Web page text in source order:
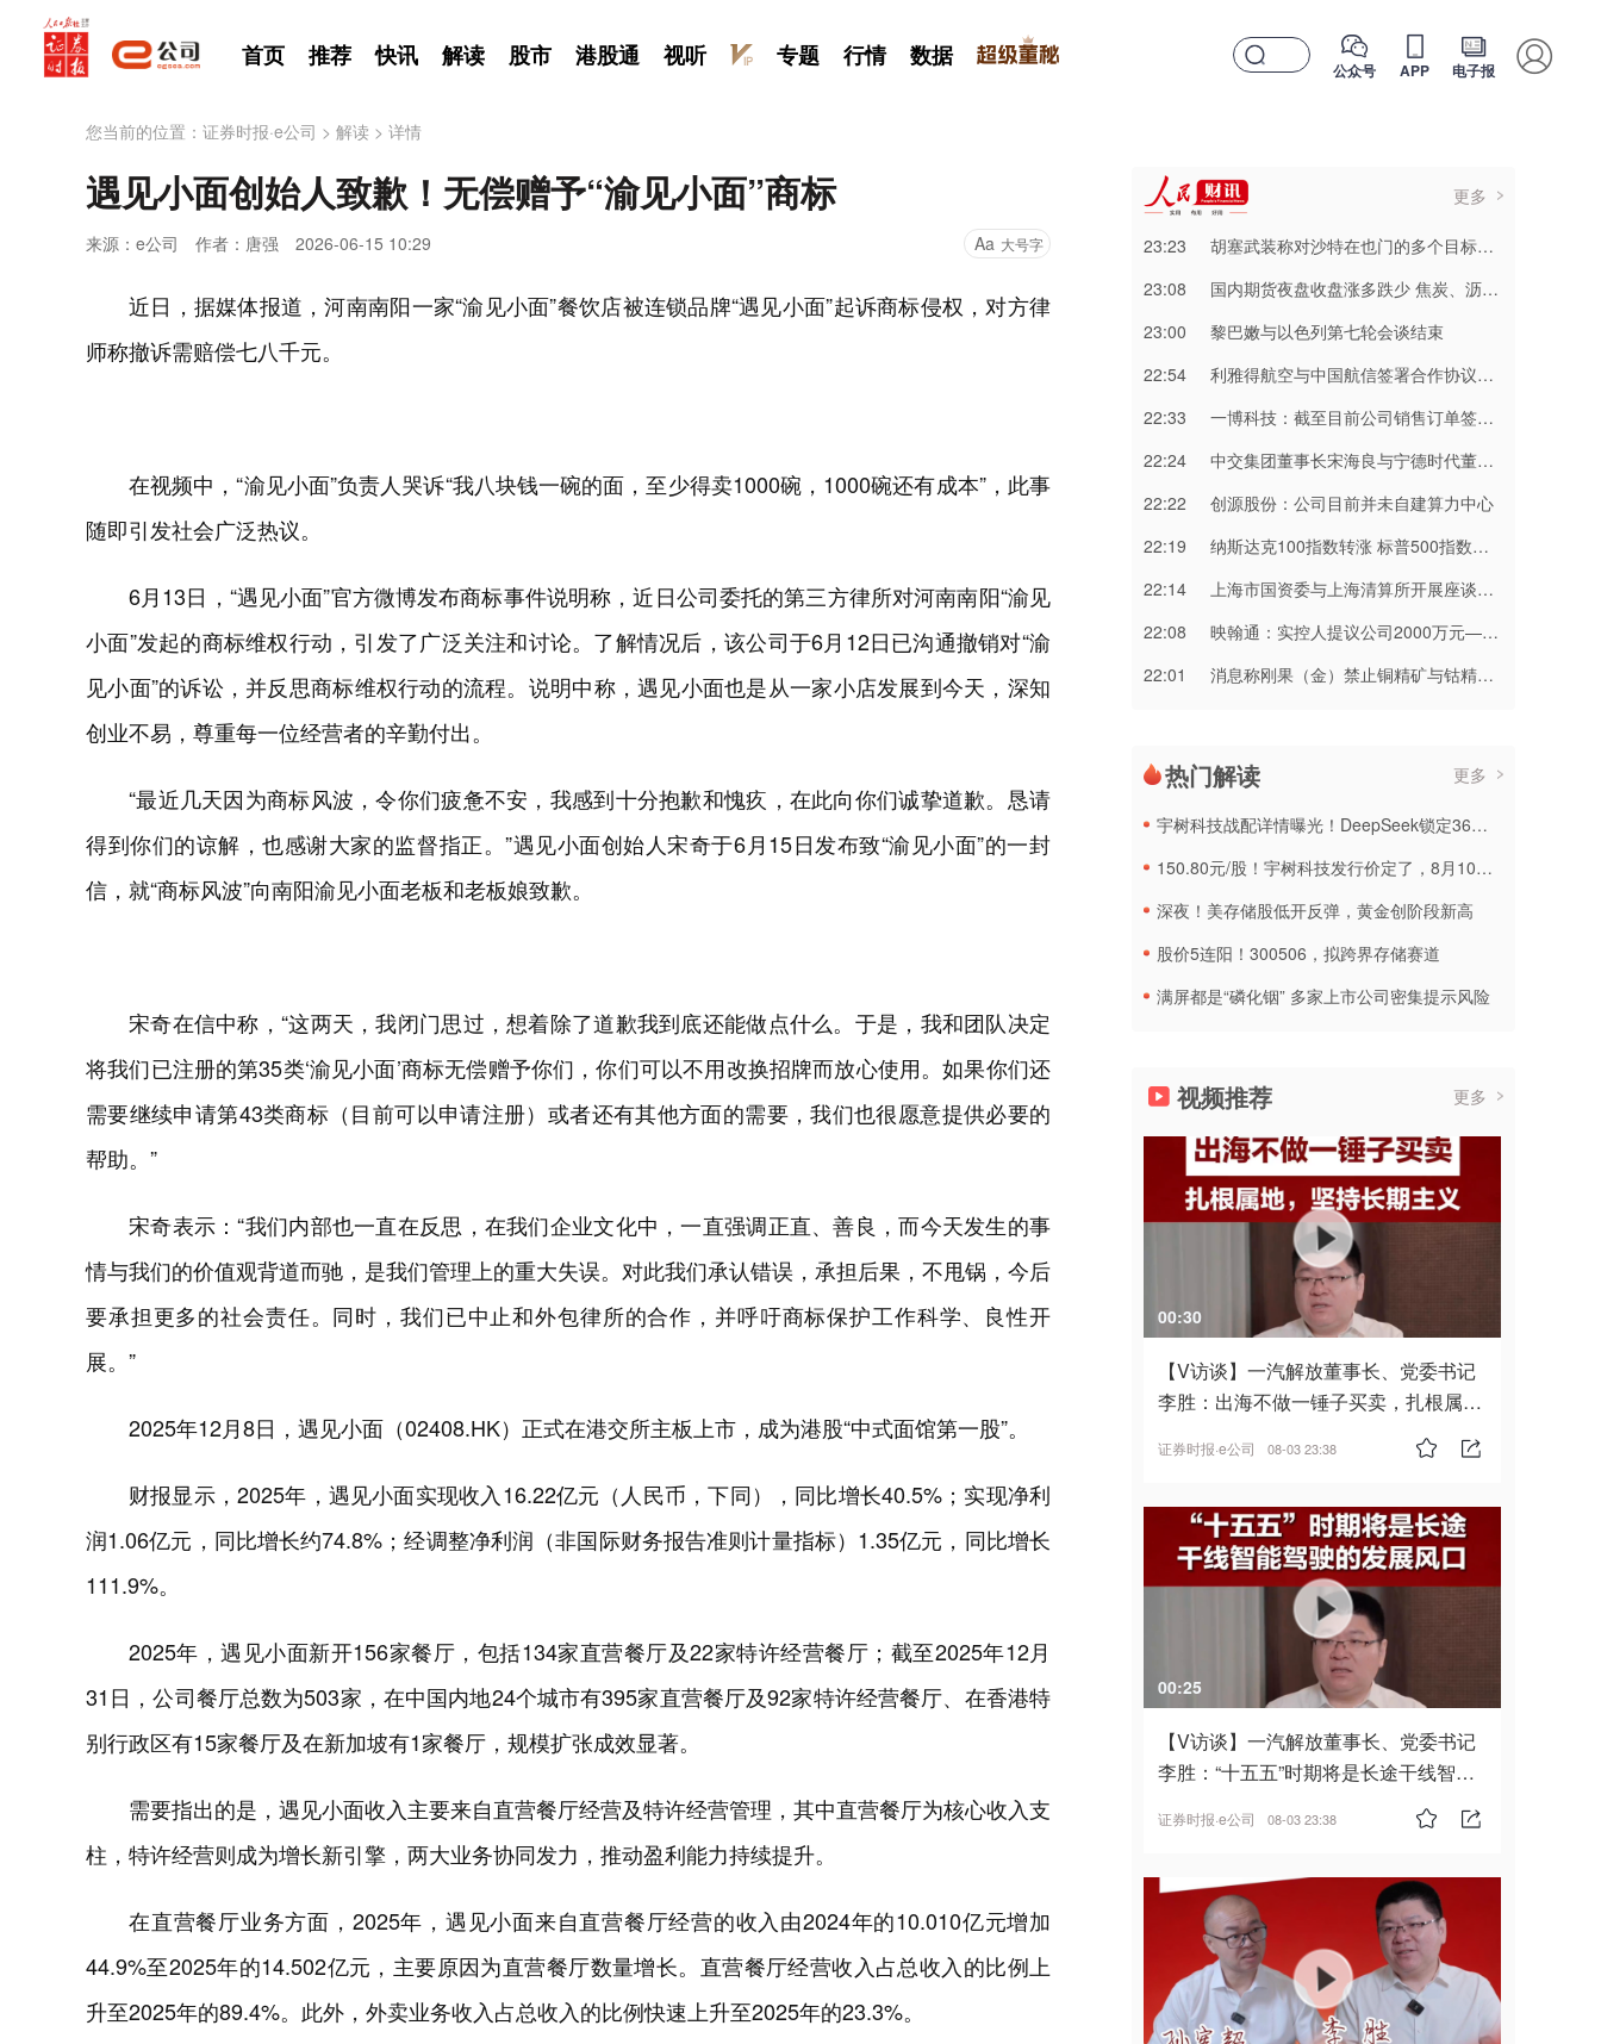
首页 推荐 快讯 解读 股市 港股通 视听 专题 行情 数据 公众号 APP 电子报
您当前的位置： 证券时报·e公司 > 解读 > 详情
遇见小面创始人致歉！无偿赠予“渝见小面”商标
来源：e公司 作者：唐强 2026-06-15 10:29 Aa 大号字
近日，据媒体报道，河南南阳一家“渝见小面”餐饮店被连锁品牌“遇见小面”起诉商标侵权，对方律
师称撤诉需赔偿七八千元。
在视频中，“渝见小面”负责人哭诉“我八块钱一碗的面，至少得卖1000碗，1000碗还有成本”，此事
随即引发社会广泛热议。
6月13日，“遇见小面”官方微博发布商标事件说明称，近日公司委托的第三方律所对河南南阳“渝见
小面”发起的商标维权行动，引发了广泛关注和讨论。了解情况后，该公司于6月12日已沟通撤销对“渝
见小面”的诉讼，并反思商标维权行动的流程。说明中称，遇见小面也是从一家小店发展到今天，深知
创业不易，尊重每一位经营者的辛勤付出。
“最近几天因为商标风波，令你们疲惫不安，我感到十分抱歉和愧疚，在此向你们诚挚道歉。恳请
得到你们的谅解，也感谢大家的监督指正。”遇见小面创始人宋奇于6月15日发布致“渝见小面”的一封
信，就“商标风波”向南阳渝见小面老板和老板娘致歉。
宋奇在信中称，“这两天，我闭门思过，想着除了道歉我到底还能做点什么。于是，我和团队决定
将我们已注册的第35类‘渝见小面’商标无偿赠予你们，你们可以不用改换招牌而放心使用。如果你们还
需要继续申请第43类商标（目前可以申请注册）或者还有其他方面的需要，我们也很愿意提供必要的
帮助。”
宋奇表示：“我们内部也一直在反思，在我们企业文化中，一直强调正直、善良，而今天发生的事
情与我们的价值观背道而驰，是我们管理上的重大失误。对此我们承认错误，承担后果，不甩锅，今后
要承担更多的社会责任。同时，我们已中止和外包律所的合作，并呼吁商标保护工作科学、良性开
展。”
2025年12月8日，遇见小面（02408.HK）正式在港交所主板上市，成为港股“中式面馆第一股”。
财报显示，2025年，遇见小面实现收入16.22亿元（人民币，下同），同比增长40.5%；实现净利
润1.06亿元，同比增长约74.8%；经调整净利润（非国际财务报告准则计量指标）1.35亿元，同比增长
111.9%。
2025年，遇见小面新开156家餐厅，包括134家直营餐厅及22家特许经营餐厅；截至2025年12月
31日，公司餐厅总数为503家，在中国内地24个城市有395家直营餐厅及92家特许经营餐厅、在香港特
别行政区有15家餐厅及在新加坡有1家餐厅，规模扩张成效显著。
需要指出的是，遇见小面收入主要来自直营餐厅经营及特许经营管理，其中直营餐厅为核心收入支
柱，特许经营则成为增长新引擎，两大业务协同发力，推动盈利能力持续提升。
在直营餐厅业务方面，2025年，遇见小面来自直营餐厅经营的收入由2024年的10.010亿元增加
44.9%至2025年的14.502亿元，主要原因为直营餐厅数量增长。直营餐厅经营收入占总收入的比例上
升至2025年的89.4%。此外，外卖业务收入占总收入的比例快速上升至2025年的23.3%。
更多
23:23
胡塞武装称对沙特在也门的多个目标实施打击
23:08
国内期货夜盘收盘涨多跌少 焦炭、沥青涨超2%
23:00
黎巴嫩与以色列第七轮会谈结束
22:54
利雅得航空与中国航信签署合作协议加强互联互通
22:33
一博科技：截至目前公司销售订单签单金额同比增长超过70%
22:24
中交集团董事长宋海良与宁德时代董事长曾毓群举行会谈
22:22
创源股份：公司目前并未自建算力中心
22:19
纳斯达克100指数转涨 标普500指数涨0.2%
22:14
上海市国资委与上海清算所开展座谈交流
22:08
映翰通：实控人提议公司2000万元—3000万元回购股份
22:01
消息称刚果（金）禁止铜精矿与钴精矿出口 上市公司回应
热门解读 更多
宇树科技战配详情曝光！DeepSeek锁定36个月，社保基金多个组合参与
150.80元/股！宇树科技发行价定了，8月10日申购
深夜！美存储股低开反弹，黄金创阶段新高
股价5连阳！300506，拟跨界存储赛道
满屏都是“磷化铟” 多家上市公司密集提示风险
视频推荐 更多
00:30
【V访谈】一汽解放董事长、党委书记
李胜：出海不做一锤子买卖，扎根属
证券时报·e公司 08-03 23:38
00:25
【V访谈】一汽解放董事长、党委书记
李胜：“十五五”时期将是长途干线智能
证券时报·e公司 08-03 23:38